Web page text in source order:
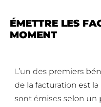
ÉMETTRE LES
MOMENT
L’un des premiers
de la facturation est
sont émises selon un